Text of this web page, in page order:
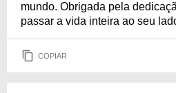
mundo. Obrigada pela
passar a vida inteira ao seu
COPIAR